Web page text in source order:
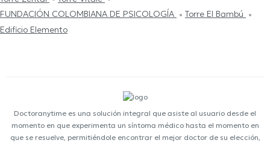
FUNDACIÓN COLOMBIANA DE PSICOLOGÍA
Torre El Bambú
Edificio Elemento
Doctoranytime es una solución integral que asiste al usuario desde el
momento en que experimenta un síntoma médico hasta el momento en
que se resuelve, permitiéndole encontrar el mejor doctor de su elección,